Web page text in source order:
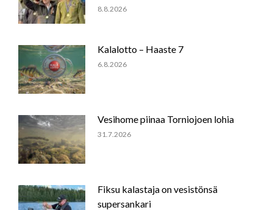
8.8.2026
Kalalotto – Haaste 7
6.8.2026
Vesihome piinaa Torniojoen lohia
31.7.2026
Fiksu kalastaja on vesistönsä
supersankari